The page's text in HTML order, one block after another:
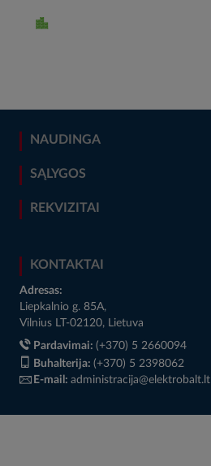
NAUDINGA
SĄLYGOS
REKVIZITAI
KONTAKTAI
Adresas:
Liepkalnio g. 85A,
Vilnius LT-02120, Lietuva
Pardavimai: (+370) 5 2660094
Buhalterija: (+370) 5 2398062
E-mail: administracija@elektrobalt.lt